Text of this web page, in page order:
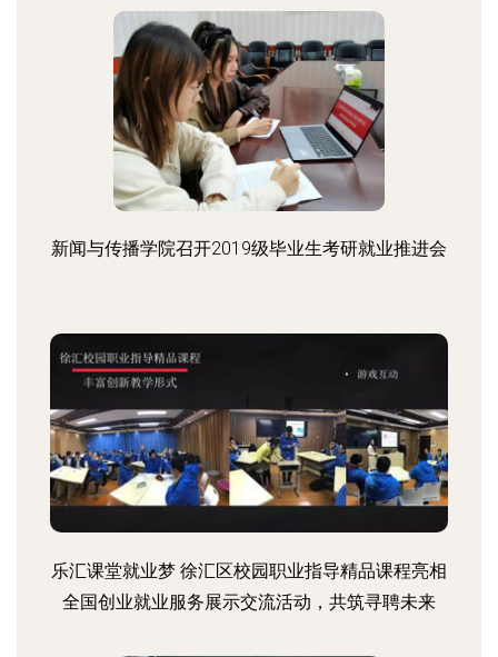
新闻与传播学院召开2019级毕业生考研就业推进会
乐汇课堂就业梦 徐汇区校园职业指导精品课程亮相
全国创业就业服务展示交流活动，共筑寻聘未来